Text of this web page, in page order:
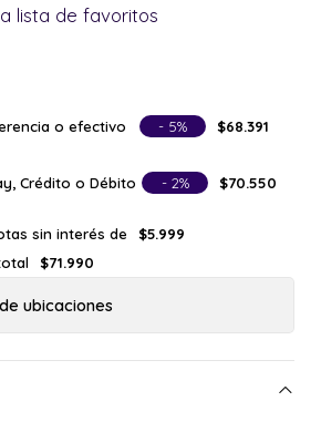
lista de favoritos
o efectivo - 5% $68.391
Crédito o Débito - 2% $70.550
sin interés de
$5.999
$71.990
ubicaciones